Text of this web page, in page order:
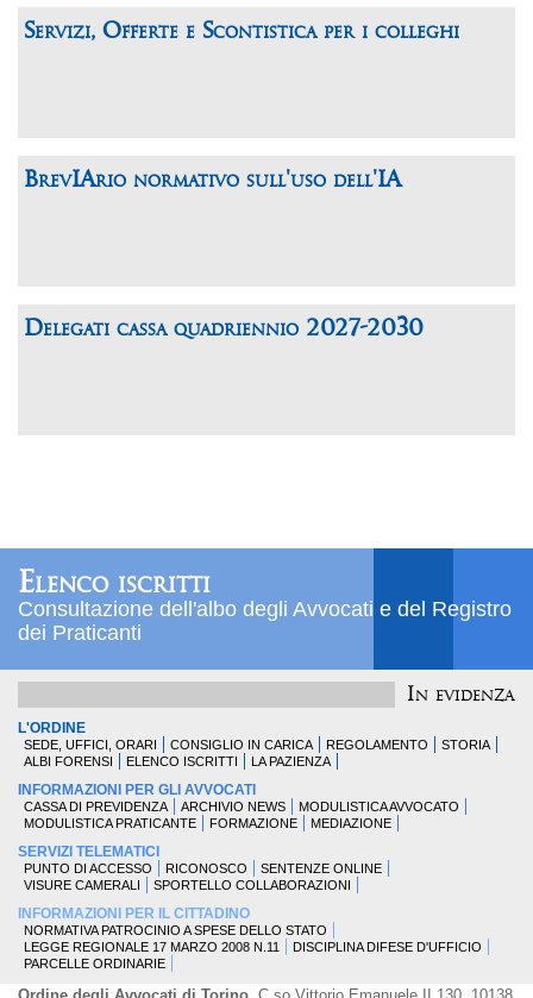
Servizi, Offerte e Scontistica per i colleghi
BrevIArio normativo sull'uso dell'IA
Delegati cassa quadriennio 2027-2030
Elenco iscritti
Consultazione dell'albo degli Avvocati e del Registro
dei Praticanti
In evidenza
L'ORDINE
SEDE, UFFICI, ORARI CONSIGLIO IN CARICA REGOLAMENTO
STORIA
ALBI FORENSI
ELENCO ISCRITTI LA PAZIENZA
INFORMAZIONI PER GLI AVVOCATI
CASSA DI PREVIDENZA ARCHIVIO NEWS
MODULISTICA AVVOCATO
MODULISTICA PRATICANTE
FORMAZIONE MEDIAZIONE
SERVIZI TELEMATICI
PUNTO DI ACCESSO RICONOSCO
SENTENZE ONLINE
VISURE CAMERALI
SPORTELLO COLLABORAZIONI
INFORMAZIONI PER IL CITTADINO
NORMATIVA PATROCINIO A SPESE DELLO STATO
LEGGE REGIONALE 17 MARZO 2008 N.11
DISCIPLINA DIFESE D'UFFICIO
PARCELLE ORDINARIE